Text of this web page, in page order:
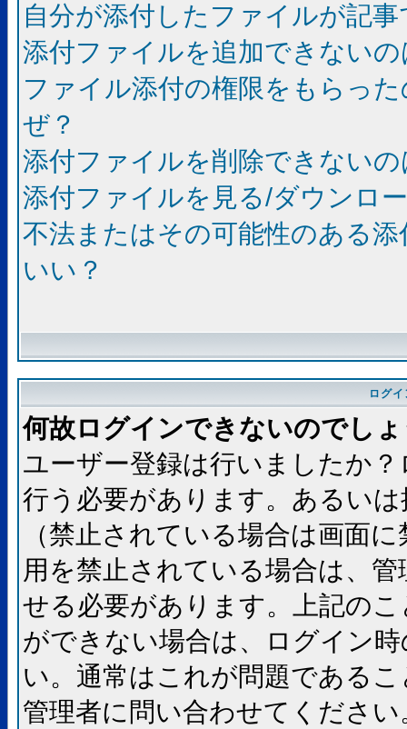
自分が添付したファイルが記
添付ファイルを追加できない
ファイル添付の権限をもらっ
ぜ？
添付ファイルを削除できない
添付ファイルを見る/ダウンロ
不法またはその可能性のある
いい？
ログ
何故ログインできないのでし
ユーザー登録は行いましたか
行う必要があります。あるい
（禁止されている場合は画面
用を禁止されている場合は、
せる必要があります。上記の
ができない場合は、ログイン
い。通常はこれが問題である
管理者に問い合わせてください